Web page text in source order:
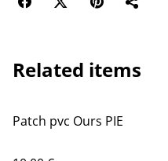
Related items
Patch pvc Ours PIE